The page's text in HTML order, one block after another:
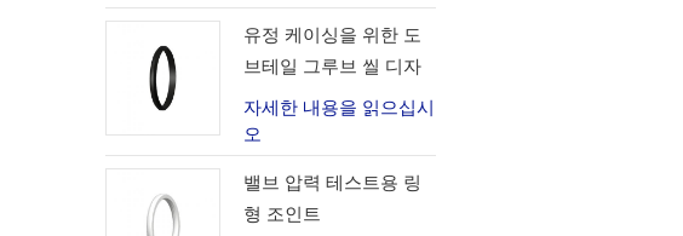
유정 케이싱을 위한 도
브테일 그루브 씰 디자
인
자세한 내용을 읽으십시
오
밸브 압력 테스트용 링
형 조인트